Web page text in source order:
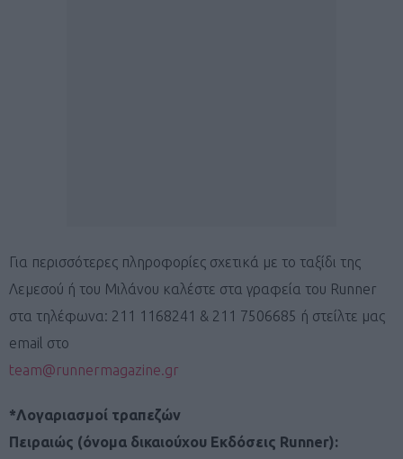
Για περισσότερες πληροφορίες σχετικά με το ταξίδι της
Λεμεσού ή του Μιλάνου καλέστε στα γραφεία του Runner
στα τηλέφωνα: 211 1168241 & 211 7506685 ή στείλτε μας
email στο
team@runnermagazine.gr
*Λογαριασμοί τραπεζών
Πειραιώς (όνομα δικαιούχου Εκδόσεις Runner):